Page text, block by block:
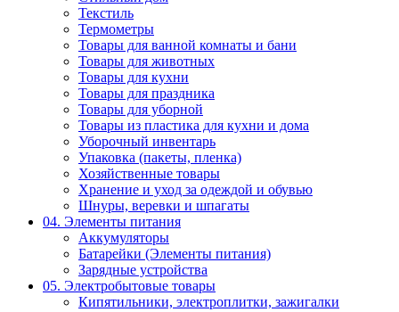
Текстиль
Термометры
Товары для ванной комнаты и бани
Товары для животных
Товары для кухни
Товары для праздника
Товары для уборной
Товары из пластика для кухни и дома
Уборочный инвентарь
Упаковка (пакеты, пленка)
Хозяйственные товары
Хранение и уход за одеждой и обувью
Шнуры, веревки и шпагаты
04. Элементы питания
Аккумуляторы
Батарейки (Элементы питания)
Зарядные устройства
05. Электробытовые товары
Кипятильники, электроплитки, зажигалки